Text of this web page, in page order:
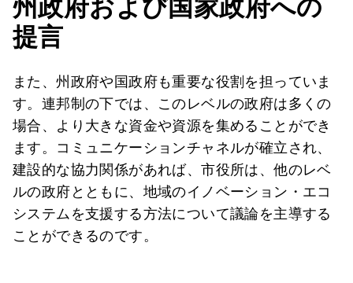
州政府および国家政府への
提言
また、州政府や国政府も重要な役割を担っていま
す。連邦制の下では、このレベルの政府は多くの
場合、より大きな資金や資源を集めることができ
ます。コミュニケーションチャネルが確立され、
建設的な協力関係があれば、市役所は、他のレベ
ルの政府とともに、地域のイノベーション・エコ
システムを支援する方法について議論を主導する
ことができるのです。